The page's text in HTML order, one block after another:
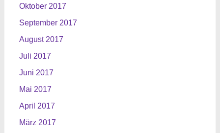
Oktober 2017
September 2017
August 2017
Juli 2017
Juni 2017
Mai 2017
April 2017
März 2017